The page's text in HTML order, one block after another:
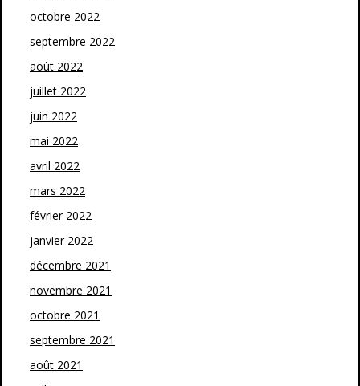
octobre 2022
septembre 2022
août 2022
juillet 2022
juin 2022
mai 2022
avril 2022
mars 2022
février 2022
janvier 2022
décembre 2021
novembre 2021
octobre 2021
septembre 2021
août 2021